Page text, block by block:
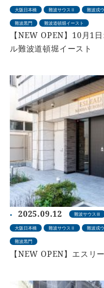
大阪日本橋 難波サウスⅡ 難波戎
難波黒門 難波道頓堀イースト
【NEW OPEN】10月1
ル難波道頓堀イースト
2025.09.12 難波サウスⅢ
大阪日本橋 難波サウスⅡ 難波戎
難波黒門
【NEW OPEN】エスリ